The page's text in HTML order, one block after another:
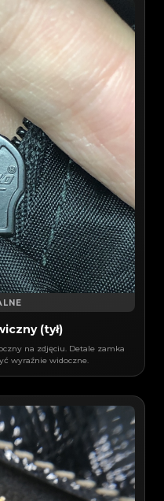
(tył)
na zdjęciu. Detale zamka
wyraźnie widoczne.